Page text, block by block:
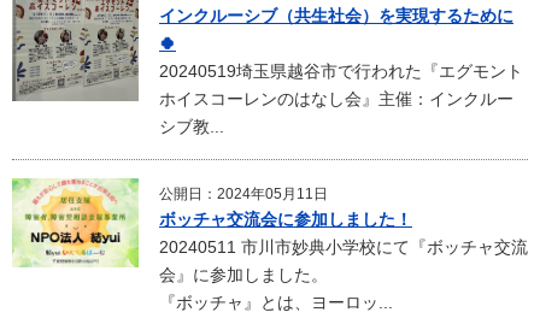
インクルーシブ（共生社会）を実現するために
🍀
20240519埼玉県越谷市で行われた『エグモント
ホイスコーレンのはなし会』主催：インクルー
シブ教...
公開日：2024年05月11日
ボッチャ交流会に参加しました！
20240511 市川市妙典小学校にて『ボッチャ交流
会』に参加しました。
『ボッチャ』とは、ヨーロッ...